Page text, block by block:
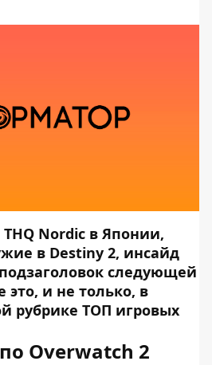
Nordic в Японии,
в Destiny 2, инсайд
следующей
это, и не только, в
рубрике ТОП игровых
Overwatch 2